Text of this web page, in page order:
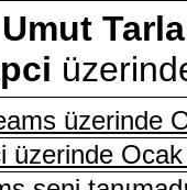
üzerinde
üzerinde